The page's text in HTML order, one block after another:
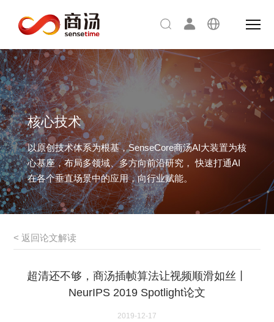
核心技术
以原创技术体系为根基，SenseCore商汤AI大装置为核
心基座，布局多领域、多方向前沿研究，快速打通AI
在各个垂直场景中的应用，向行业赋能。
< 返回论文解读
超清还不够，商汤插帧算法让视频顺滑如丝丨
NeurIPS 2019 Spotlight论文
2019-12-17